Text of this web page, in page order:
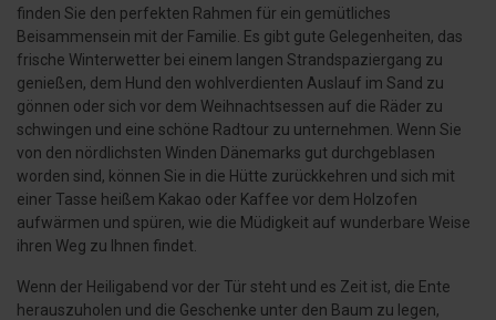
finden Sie den perfekten Rahmen für ein gemütliches
Beisammensein mit der Familie. Es gibt gute Gelegenheiten, das
frische Winterwetter bei einem langen Strandspaziergang zu
genießen, dem Hund den wohlverdienten Auslauf im Sand zu
gönnen oder sich vor dem Weihnachtsessen auf die Räder zu
schwingen und eine schöne Radtour zu unternehmen. Wenn Sie
von den nördlichsten Winden Dänemarks gut durchgeblasen
worden sind, können Sie in die Hütte zurückkehren und sich mit
einer Tasse heißem Kakao oder Kaffee vor dem Holzofen
aufwärmen und spüren, wie die Müdigkeit auf wunderbare Weise
ihren Weg zu Ihnen findet.
Wenn der Heiligabend vor der Tür steht und es Zeit ist, die Ente
herauszuholen und die Geschenke unter den Baum zu legen,